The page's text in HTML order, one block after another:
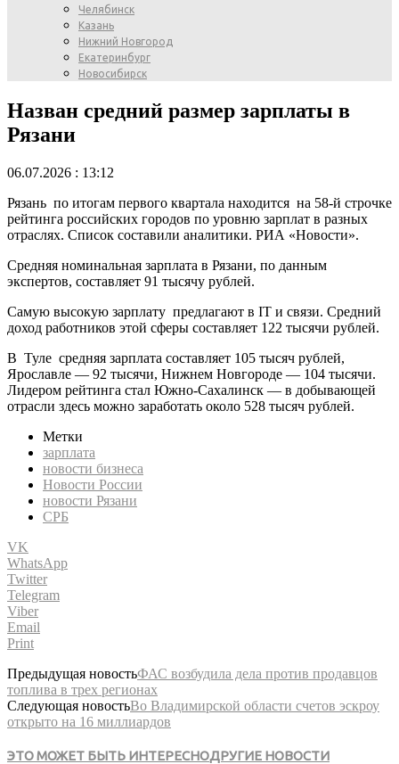
Челябинск
Казань
Нижний Новгород
Екатеринбург
Новосибирск
Назван средний размер зарплаты в
Рязани
06.07.2026 : 13:12
Рязань по итогам первого квартала находится на 58-й строчке
рейтинга российских городов по уровню зарплат в разных
отраслях. Список составили аналитики. РИА «Новости».
Средняя номинальная зарплата в Рязани, по данным
экспертов, составляет 91 тысячу рублей.
Самую высокую зарплату предлагают в IT и связи. Средний
доход работников этой сферы составляет 122 тысячи рублей.
В Туле средняя зарплата составляет 105 тысяч рублей,
Ярославле — 92 тысячи, Нижнем Новгороде — 104 тысячи.
Лидером рейтинга стал Южно-Сахалинск — в добывающей
отрасли здесь можно заработать около 528 тысяч рублей.
Метки
зарплата
новости бизнеса
Новости России
новости Рязани
СРБ
VK
WhatsApp
Twitter
Telegram
Viber
Email
Print
Предыдущая новостьФАС возбудила дела против продавцов
топлива в трех регионах
Следующая новостьВо Владимирской области счетов эскроу
открыто на 16 миллиардов
ЭТО МОЖЕТ БЫТЬ ИНТЕРЕСНОДРУГИЕ НОВОСТИ